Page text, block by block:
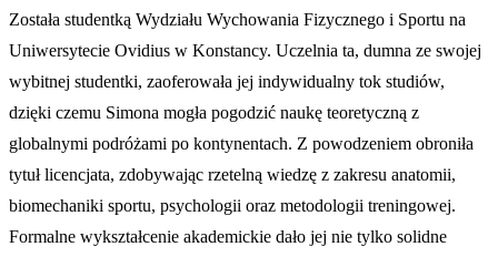
Została studentką Wydziału Wychowania Fizycznego i Sportu na
Uniwersytecie Ovidius w Konstancy. Uczelnia ta, dumna ze swojej
wybitnej studentki, zaoferowała jej indywidualny tok studiów,
dzięki czemu Simona mogła pogodzić naukę teoretyczną z
globalnymi podróżami po kontynentach. Z powodzeniem obroniła
tytuł licencjata, zdobywając rzetelną wiedzę z zakresu anatomii,
biomechaniki sportu, psychologii oraz metodologii treningowej.
Formalne wykształcenie akademickie dało jej nie tylko solidne